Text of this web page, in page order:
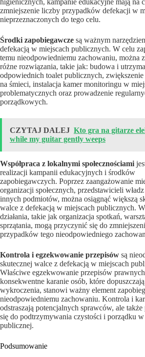
zmniejszenie liczby przypadków defekacji w
nieprzeznaczonych do tego celu.
Środki zapobiegawcze są ważnym
defekacją w miejscach publicznych. W celu
temu nieodpowiedniemu zachowaniu, można
różne rozwiązania, takie jak: budowa i
odpowiednich toalet publicznych,
na śmieci, instalacja kamer monitoringu w
problematycznych oraz prowadzenie
porządkowych.
CZYTAJ DALEJ Kto gra na gitarze
while my guitar gently weeps
Współpraca z lokalnymi społecznościami
realizacji kampanii edukacyjnych i środków
zapobiegawczych. Poprzez zaangażowanie
organizacji społecznych, przedstawicieli
innych podmiotów, można osiągnąć większą
walce z defekacją w miejscach publicznych.
działania, takie jak organizacja spotkań,
sprzątania, mogą przyczynić się do
przypadków tego nieodpowiedniego
Kontrola i egzekwowanie przepisów są
skutecznej walce z defekacją w miejscach
Właściwe egzekwowanie przepisów
konsekwentne karanie osób, które
wykroczenia, stanowi ważny element
nieodpowiedniemu zachowaniu. Kontrola i
odstraszają potencjalnych sprawców, ale
się do podtrzymywania czystości i porządku w
publicznej.
Podsumowanie